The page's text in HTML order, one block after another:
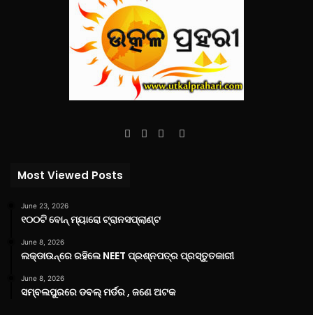
Facebook
TwitterYouTube
Instagram
Most Viewed Posts
June 23, 2026
୧୦୦ଟି ବୋନ୍ ମ୍ୟାରୋ ଟ୍ରାନସପ୍ଲାଣ୍ଟ
June 8, 2026
ଲକ୍‌ଡାଉନ୍‌ରେ ରହିଲେ NEET ପ୍ରଶ୍ନପତ୍ର ପ୍ରସ୍ତୁତକାରୀ
June 8, 2026
ସମ୍ବଲପୁରରେ ଡବଲ୍ ମର୍ଡର , ଜଣେ ଅଟକ